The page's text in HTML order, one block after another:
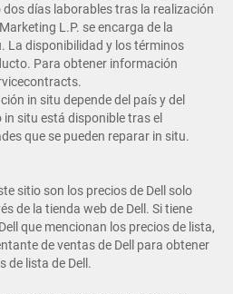
días laborables tras la realización
L.P. se encarga de la
La disponibilidad y los términos
Para obtener información
in situ depende del país y del
situ está disponible tras el
que se pueden reparar in situ.
sitio son los precios de Dell solo
de la tienda web de Dell. Si tiene
que mencionan los precios de lista,
de ventas de Dell para obtener
de lista de Dell.